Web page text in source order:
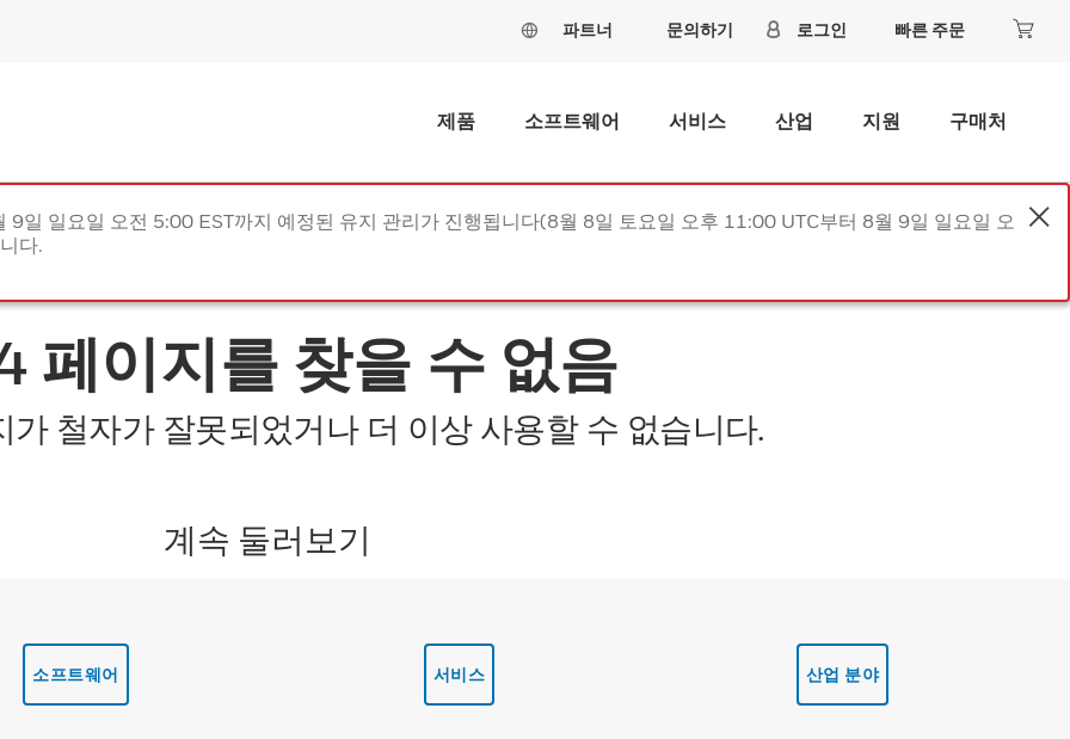
파트너 문의하기 로그인 빠른 주문
제품 소프트웨어 서비스 산업 지원 구매처
일 일요일 오전 5:00 EST까지 예정된 유지 관리가 진행됩니다(8월 8일 토요일 오후 11:00 UTC부터 8월 9일 일요일 오
다.
페이지를 찾을 수 없음
가 철자가 잘못되었거나 더 이상 사용할 수 없습니다.
계속 둘러보기
소프트웨어 서비스 산업 분야